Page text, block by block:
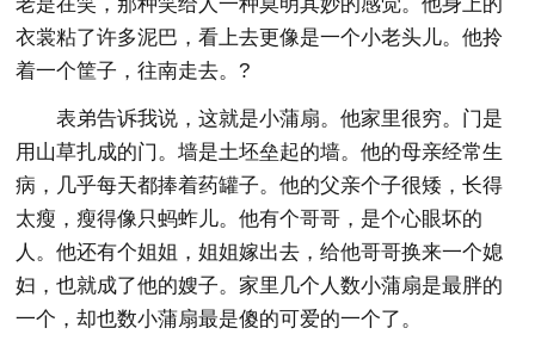
衣裳粘了许多泥巴，看上去更像是一个小老头儿。他拎
着一个筐子，往南走去。?
表弟告诉我说，这就是小蒲扇。他家里很穷。门是
用山草扎成的门。墙是土坯垒起的墙。他的母亲经常生
病，几乎每天都捧着药罐子。他的父亲个子很矮，长得
太瘦，瘦得像只蚂蚱儿。他有个哥哥，是个心眼坏的
人。他还有个姐姐，姐姐嫁出去，给他哥哥换来一个媳
妇，也就成了他的嫂子。家里几个人数小蒲扇是最胖的
一个，却也数小蒲扇最是傻的可爱的一个了。